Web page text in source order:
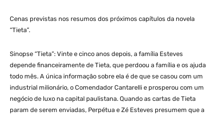
Cenas previstas nos resumos dos próximos capítulos da novela
“Tieta”.
Sinopse “Tieta”: Vinte e cinco anos depois, a família Esteves
depende financeiramente de Tieta, que perdoou a família e os ajuda
todo mês. A única informação sobre ela é de que se casou com um
industrial milionário, o Comendador Cantarelli e prosperou com um
negócio de luxo na capital paulistana. Quando as cartas de Tieta
param de serem enviadas, Perpétua e Zé Esteves presumem que a